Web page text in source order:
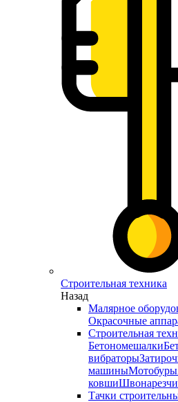
Строительная техника
Назад
Малярное
Окрасочные
Строительная
Бетономешалки
вибраторы
машиныМотобуры
ковши
Тачки